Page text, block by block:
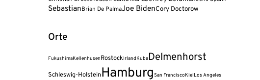
SebastianBrian De PalmaJoe BidenCory Doctorow
Orte
FukushimaKellenhusenRostockIrlandKubaDelmenhorst
Schleswig-HolsteinHamburgSan FranciscoKielLos Angeles